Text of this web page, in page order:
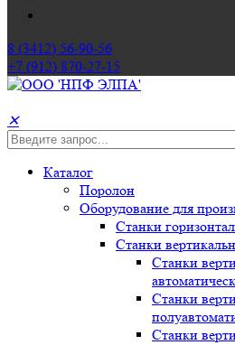
8 (3412) 56-90-56
+7 (912) 870-27-15
✕
Каталог
Поролон
Оборудование для
Станки
Станки
Станки
Станки
Станки